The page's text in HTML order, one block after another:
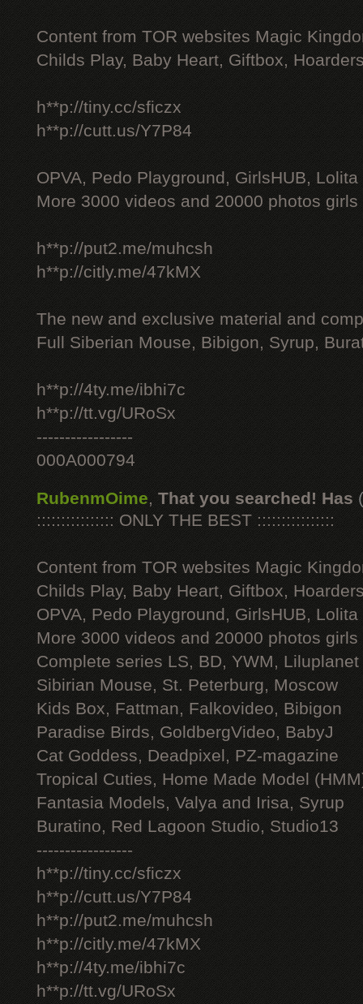
Content from TOR websites Magic
Childs Play, Baby Heart, Giftbox,
h**p://tiny.cc/sficzx
h**p://cutt.us/Y7P84
OPVA, Pedo Playground, GirlsHUB, Lolita
More 3000 videos and 20000 photos
h**p://put2.me/muhcsh
h**p://citly.me/47kMX
The new and exclusive material and
Full Siberian Mouse, Bibigon, Syrup,
h**p://4ty.me/ibhi7c
h**p://tt.vg/URoSx
-----------------
000A000794
RubenmOime, That you searched! Has
:::::::::::::::: ONLY THE BEST ::::::::::::::::
Content from TOR websites Magic
Childs Play, Baby Heart, Giftbox,
OPVA, Pedo Playground, GirlsHUB, Lolita
More 3000 videos and 20000 photos
Complete series LS, BD, YWM, Liluplanet
Sibirian Mouse, St. Peterburg, Moscow
Kids Box, Fattman, Falkovideo, Bibigon
Paradise Birds, GoldbergVideo, BabyJ
Cat Goddess, Deadpixel, PZ-magazine
Tropical Cuties, Home Made Model
Fantasia Models, Valya and Irisa, Syrup
Buratino, Red Lagoon Studio, Studio13
-----------------
h**p://tiny.cc/sficzx
h**p://cutt.us/Y7P84
h**p://put2.me/muhcsh
h**p://citly.me/47kMX
h**p://4ty.me/ibhi7c
h**p://tt.vg/URoSx